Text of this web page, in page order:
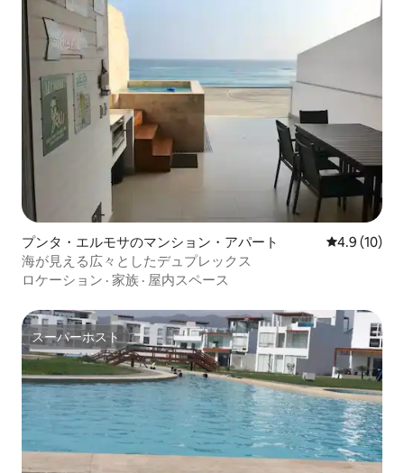
プンタ・エルモサのマンション・アパート レビュー10
4.9 (10)
海が見える広々としたデュプレックス
ロケーション · 家族 · 屋内スペース
スーパーホスト
スーパーホスト